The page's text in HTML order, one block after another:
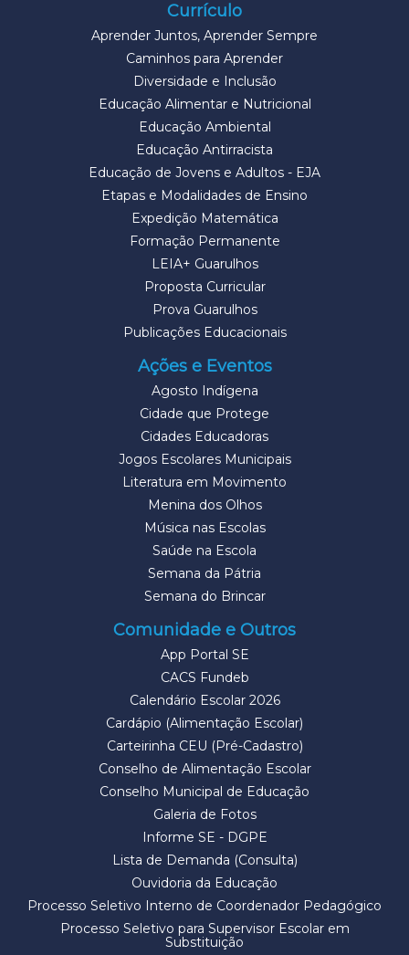
Currículo
Aprender Juntos, Aprender Sempre
Caminhos para Aprender
Diversidade e Inclusão
Educação Alimentar e Nutricional
Educação Ambiental
Educação Antirracista
Educação de Jovens e Adultos - EJA
Etapas e Modalidades de Ensino
Expedição Matemática
Formação Permanente
LEIA+ Guarulhos
Proposta Curricular
Prova Guarulhos
Publicações Educacionais
Ações e Eventos
Agosto Indígena
Cidade que Protege
Cidades Educadoras
Jogos Escolares Municipais
Literatura em Movimento
Menina dos Olhos
Música nas Escolas
Saúde na Escola
Semana da Pátria
Semana do Brincar
Comunidade e Outros
App Portal SE
CACS Fundeb
Calendário Escolar 2026
Cardápio (Alimentação Escolar)
Carteirinha CEU (Pré-Cadastro)
Conselho de Alimentação Escolar
Conselho Municipal de Educação
Galeria de Fotos
Informe SE - DGPE
Lista de Demanda (Consulta)
Ouvidoria da Educação
Processo Seletivo Interno de Coordenador Pedagógico
Processo Seletivo para Supervisor Escolar em
Substituição